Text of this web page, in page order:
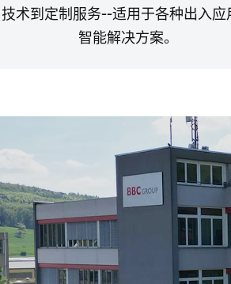
技术到定制服务--适用于各种出入应
智能解决方案。